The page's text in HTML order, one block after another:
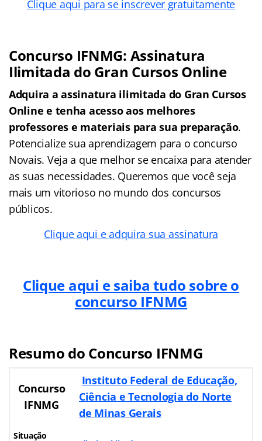
Clique aqui para se inscrever gratuitamente
Concurso IFNMG: Assinatura
Ilimitada do Gran Cursos Online
Adquira a assinatura ilimitada do Gran Cursos
Online e tenha acesso aos melhores
professores e materiais para sua preparação.
Potencialize sua aprendizagem para o concurso
Novais. Veja a que melhor se encaixa para atender
as suas necessidades. Queremos que você seja
mais um vitorioso no mundo dos concursos
públicos.
Clique aqui e adquira sua assinatura
Clique aqui e saiba tudo sobre o
concurso IFNMG
Resumo do Concurso IFNMG
Concurso
IFNMG
Instituto Federal de Educação,
Ciência e Tecnologia do Norte
de Minas Gerais
Situação